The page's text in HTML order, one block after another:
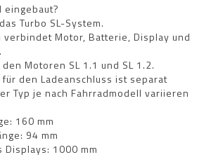
eingebaut?
Turbo SL-System.
verbindet Motor, Batterie, Display und
Motoren SL 1.1 und SL 1.2.
für den Ladeanschluss ist separat
Typ je nach Fahrradmodell variieren
160 mm
94 mm
Displays: 1000 mm